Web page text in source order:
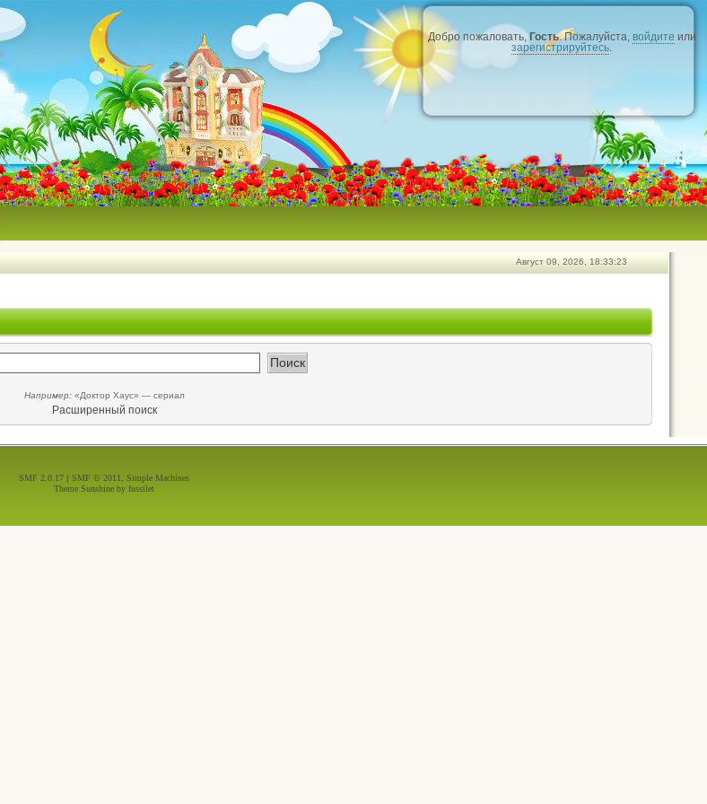
Добро пожаловать,Гость. Пожалуйста, войдите или
зарегистрируйтесь.
Август 09, 2026, 18:33:23
Например: «Доктор Хаус» — сериал
Расширенный поиск
SMF 2.0.17 | SMF © 2011, Simple Machines
Theme Sunshine by fussilet